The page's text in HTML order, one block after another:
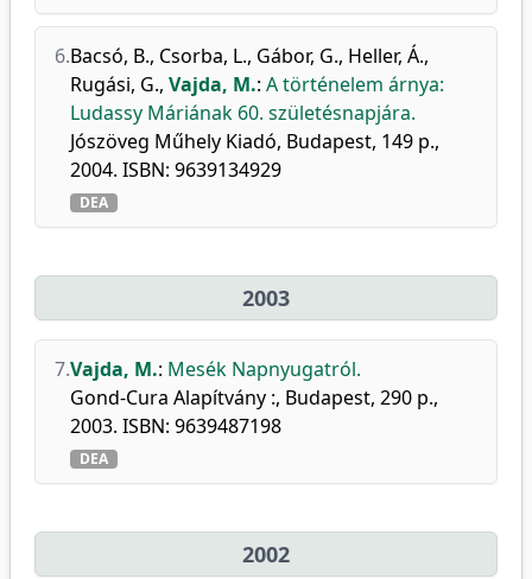
6.Bacsó, B., Csorba, L., Gábor, G., Heller, Á.,
Rugási, G., Vajda, M.: A történelem árnya:
Ludassy Máriának 60. születésnapjára.
Jószöveg Műhely Kiadó, Budapest, 149 p.,
2004. ISBN: 9639134929
DEA
2003
7.Vajda, M.: Mesék Napnyugatról.
Gond-Cura Alapítvány :, Budapest, 290 p.,
2003. ISBN: 9639487198
DEA
2002